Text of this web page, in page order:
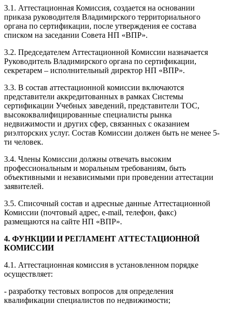
3.1. Аттестационная Комиссия, создается на основании
приказа руководителя Владимирского территориального
органа по сертификации, после утверждения ее состава
списком на заседании Совета НП «ВПР».
3.2. Председателем Аттестационной Комиссии назначается
Руководитель Владимирского органа по сертификации,
секретарем – исполнительный директор НП «ВПР».
3.3. В состав аттестационной комиссии включаются
представители аккредитованных в рамках Системы
сертификации Учебных заведений, представители ТОС,
высококвалифицированные специалисты рынка
недвижимости и других сфер, связанных с оказанием
риэлторских услуг. Состав Комиссии должен быть не менее 5-
ти человек.
3.4. Члены Комиссии должны отвечать высоким
профессиональным и моральным требованиям, быть
объективными и независимыми при проведении аттестации
заявителей.
3.5. Списочный состав и адресные данные Аттестационной
Комиссии (почтовый адрес, e-mail, телефон, факс)
размещаются на сайте НП «ВПР».
4. ФУНКЦИИ И РЕГЛАМЕНТ АТТЕСТАЦИОННОЙ
КОМИССИИ
4.1. Аттестационная комиссия в установленном порядке
осуществляет:
- разработку тестовых вопросов для определения
квалификации специалистов по недвижимости;